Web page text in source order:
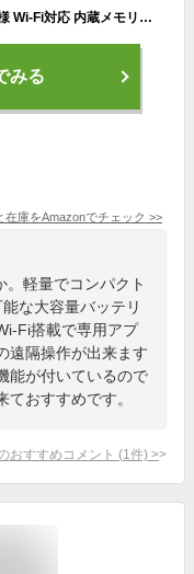
JVC ビデオカメラ Everio R 防水5m 防塵仕様 Wi-Fi対応 内蔵メモリー64GB ブラウン GZ-RX600-T
みる
在庫をAmazonでチェック >>
軽量でコンパクト
な大容量バッテリ
Fi搭載で専用アプ
遠隔操作が出来ます
能が付いているので
ておすすめです。
おすすめコメント (1 件) >